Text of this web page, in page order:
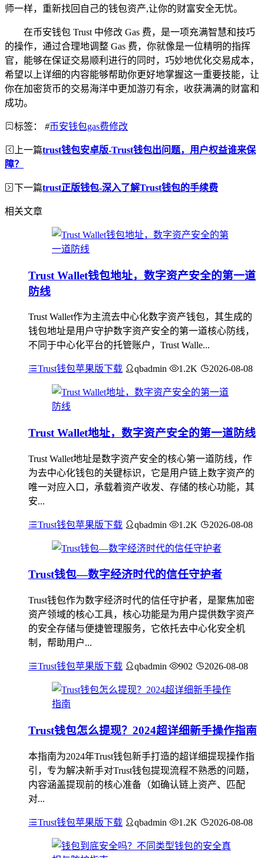
师一样，重新找回自己的钱包资产,让你的财富安全无忧。
在币安钱包 Trust 中修改 Gas 费，是一项充满智慧和技巧
的操作，通过合理地调整 Gas 费，你就像是一位精明的指挥
官，能够在保证交易顺利进行的同时，巧妙地优化交易成本，
希望以上详细的内容能够帮助你更好地掌握这一重要技能，让
你在加密货币的交易海洋中更加游刃有余，收获满满的财富和
成功。
标签： #币安钱包gas费修改
上一篇trust钱包安卓版-Trust钱包出问题，用户权益谁来保
障？
下一篇trust正版钱包-深入了解Trust钱包的手续费
相关文章
Trust Wallet钱包地址，数字资产安全的第一道
防线
Trust Wallet作为主流去中心化数字资产钱包，其生成的
钱包地址是用户守护数字资产安全的第一道核心防线，
不同于中心化平台的托管账户，Trust Walle...
Trust钱包苹果版下载 qbadmin 1.2K 2026-08-08
Trust Wallet地址，数字资产安全的第一道防线
Trust Wallet地址是数字资产安全的核心第一道防线，作
为去中心化钱包的关键标识，它是用户链上数字资产的
唯一对应入口，承载着资产收发、存储的核心功能，其
安...
Trust钱包苹果版下载 qbadmin 1.2K 2026-08-08
Trust钱包—数字经济时代的信任守护者
Trust钱包作为数字经济时代的信任守护者，是聚焦加密
资产领域的核心工具，核心功能是为用户提供数字资产
的安全存储与便捷管理服务，它依托去中心化安全机
制，帮助用户...
Trust钱包苹果版下载 qbadmin 902 2026-08-08
Trust钱包怎么提现？2024超详细新手操作指南
本指南为2024年Trust钱包新手打造的超详细提现操作指
引，专为解决新手对Trust钱包提现流程不熟悉的问题，
内容涵盖提现前的核心准备（如确认链上资产、匹配
对...
Trust钱包苹果版下载 qbadmin 1.2K 2026-08-08